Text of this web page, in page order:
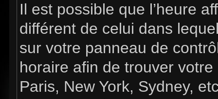
Il est possible que l’heure
différent de celui dans
sur votre panneau de
horaire afin de trouver
Paris, New York, Sydney,